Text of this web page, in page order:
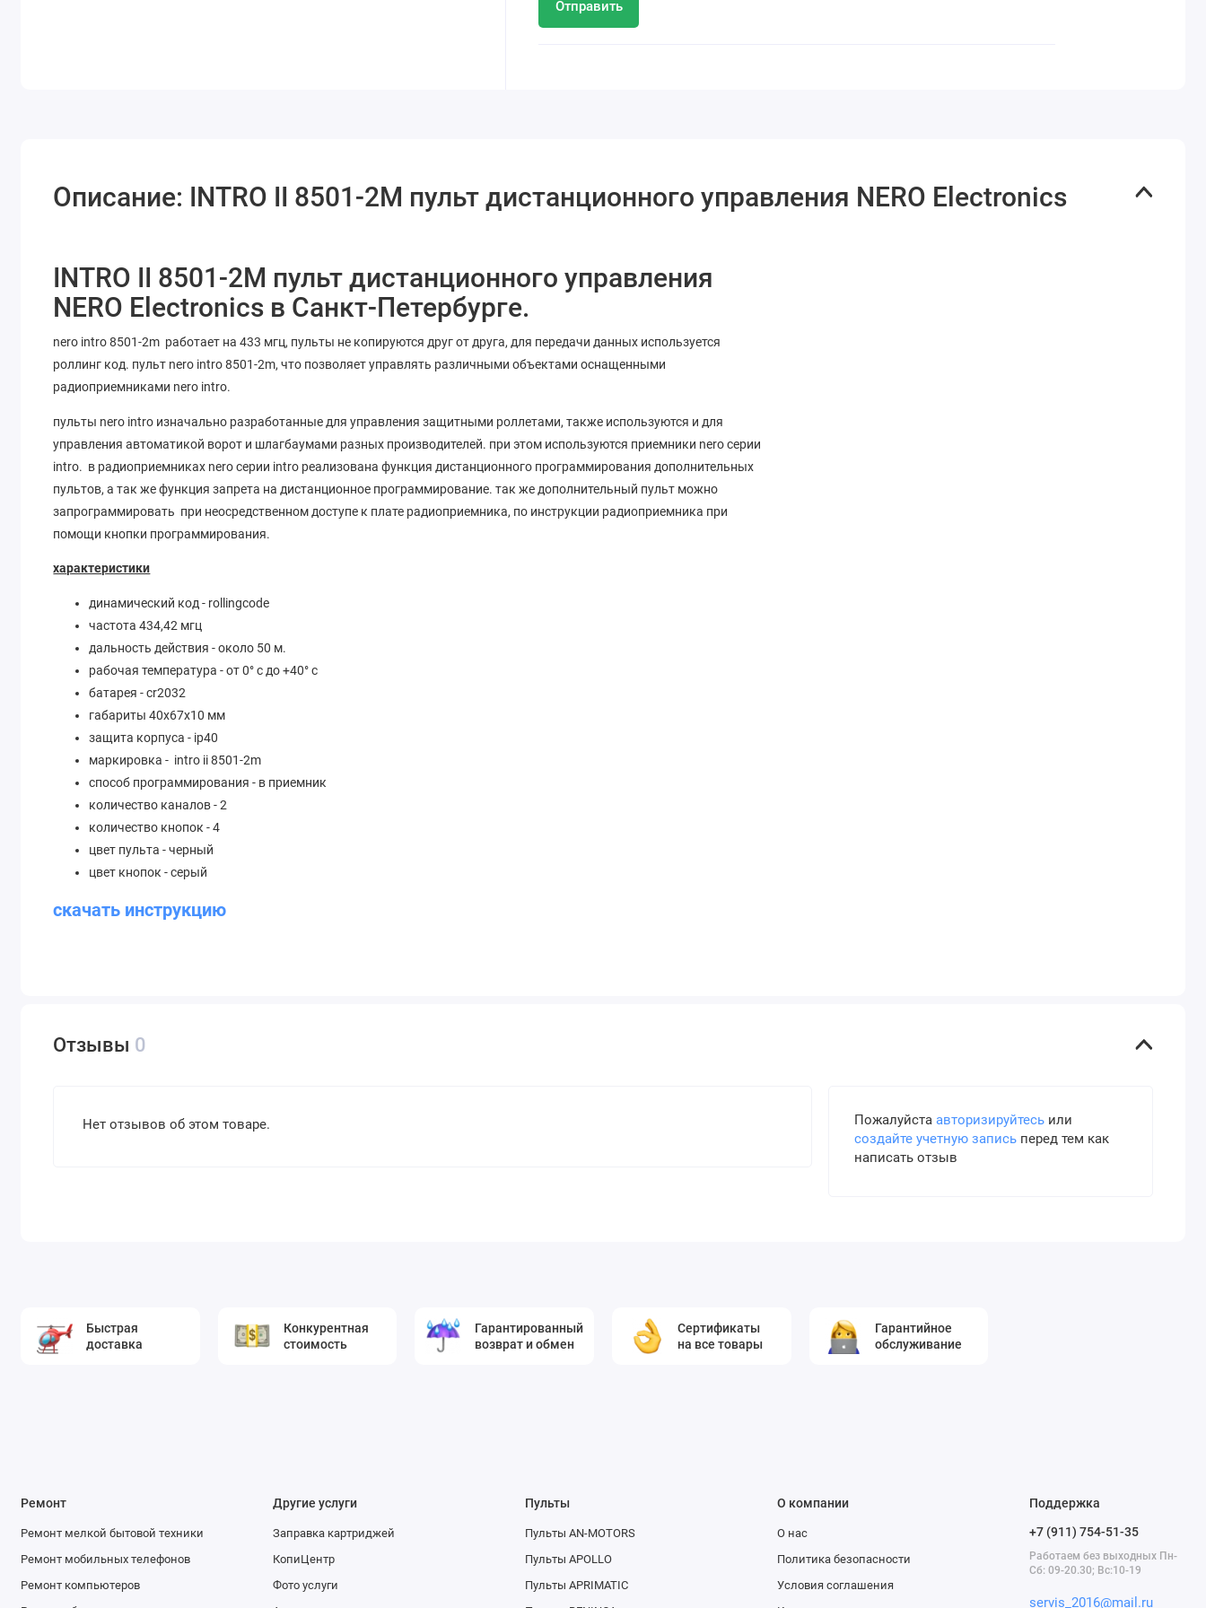
Отправить
Описание: INTRO II 8501-2M пульт дистанционного управления NERO Electronics
INTRO II 8501-2M пульт дистанционного управления
NERO Electronics в Санкт-Петербурге.
nero intro 8501-2m работает на 433 мгц, пульты не копируются друг от друга, для передачи данных используется
роллинг код. пульт nero intro 8501-2m, что позволяет управлять различными объектами оснащенными
радиоприемниками nero intro.
пульты nero intro изначально разработанные для управления защитными роллетами, также используются и для
управления автоматикой ворот и шлагбаумами разных производителей. при этом используются приемники nero серии
intro. в радиоприемниках nero серии intro реализована функция дистанционного программирования дополнительных
пультов, а так же функция запрета на дистанционное программирование. так же дополнительный пульт можно
запрограммировать при неосредственном доступе к плате радиоприемника, по инструкции радиоприемника при
помощи кнопки программирования.
характеристики
динамический код - rollingcode
частота 434,42 мгц
дальность действия - около 50 м.
рабочая температура - от 0° с до +40° с
батарея - cr2032
габариты 40х67х10 мм
защита корпуса - ip40
маркировка - intro ii 8501-2m
способ программирования - в приемник
количество каналов - 2
количество кнопок - 4
цвет пульта - черный
цвет кнопок - серый
скачать инструкцию
Отзывы 0
Нет отзывов об этом товаре. Пожалуйста авторизируйтесьили
создайте учетную записьперед тем как
написать отзыв
Быстрая
доставка
Конкурентная
стоимость
Гарантированный
возврат и обмен
Сертификаты
на все товары
Гарантийное
обслуживание
Ремонт
Ремонт мелкой бытовой техники
Ремонт мобильных телефонов
Ремонт компьютеров
Другие услуги
Заправка картриджей
КопиЦентр
Фото услуги
Пульты
Пульты AN-MOTORS
Пульты APOLLO
Пульты APRIMATIC
О компании
О нас
Политика безопасности
Условия соглашения
Поддержка
+7 (911) 754-51-35
Работаем без выходных Пн-
Сб: 09-20.30; Вс:10-19
servis_2016@mail.ru